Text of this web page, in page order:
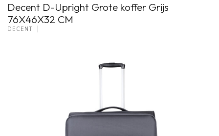
Decent D-Upright Grote koffer Grijs
76X46X32 CM
DECENT